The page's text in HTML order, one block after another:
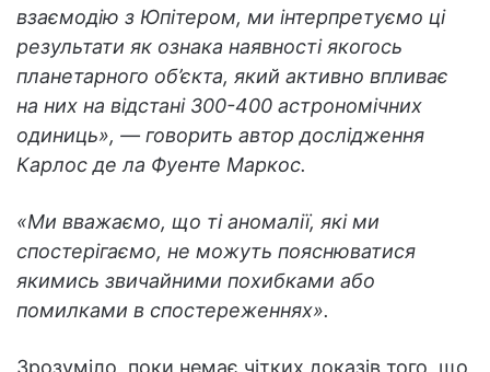
взаємодію з Юпітером, ми інтерпретуємо ці
результати як ознака наявності якогось
планетарного об’єкта, який активно впливає
на них на відстані 300-400 астрономічних
одиниць», — говорить автор дослідження
Карлос де ла Фуенте Маркос.
«Ми вважаємо, що ті аномалії, які ми
спостерігаємо, не можуть пояснюватися
якимись звичайними похибками або
помилками в спостереженнях».
Зрозуміло, поки немає чітких доказів того, що